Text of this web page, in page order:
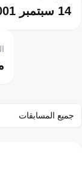
14 سبتمبر 2001
جميع المسابقات